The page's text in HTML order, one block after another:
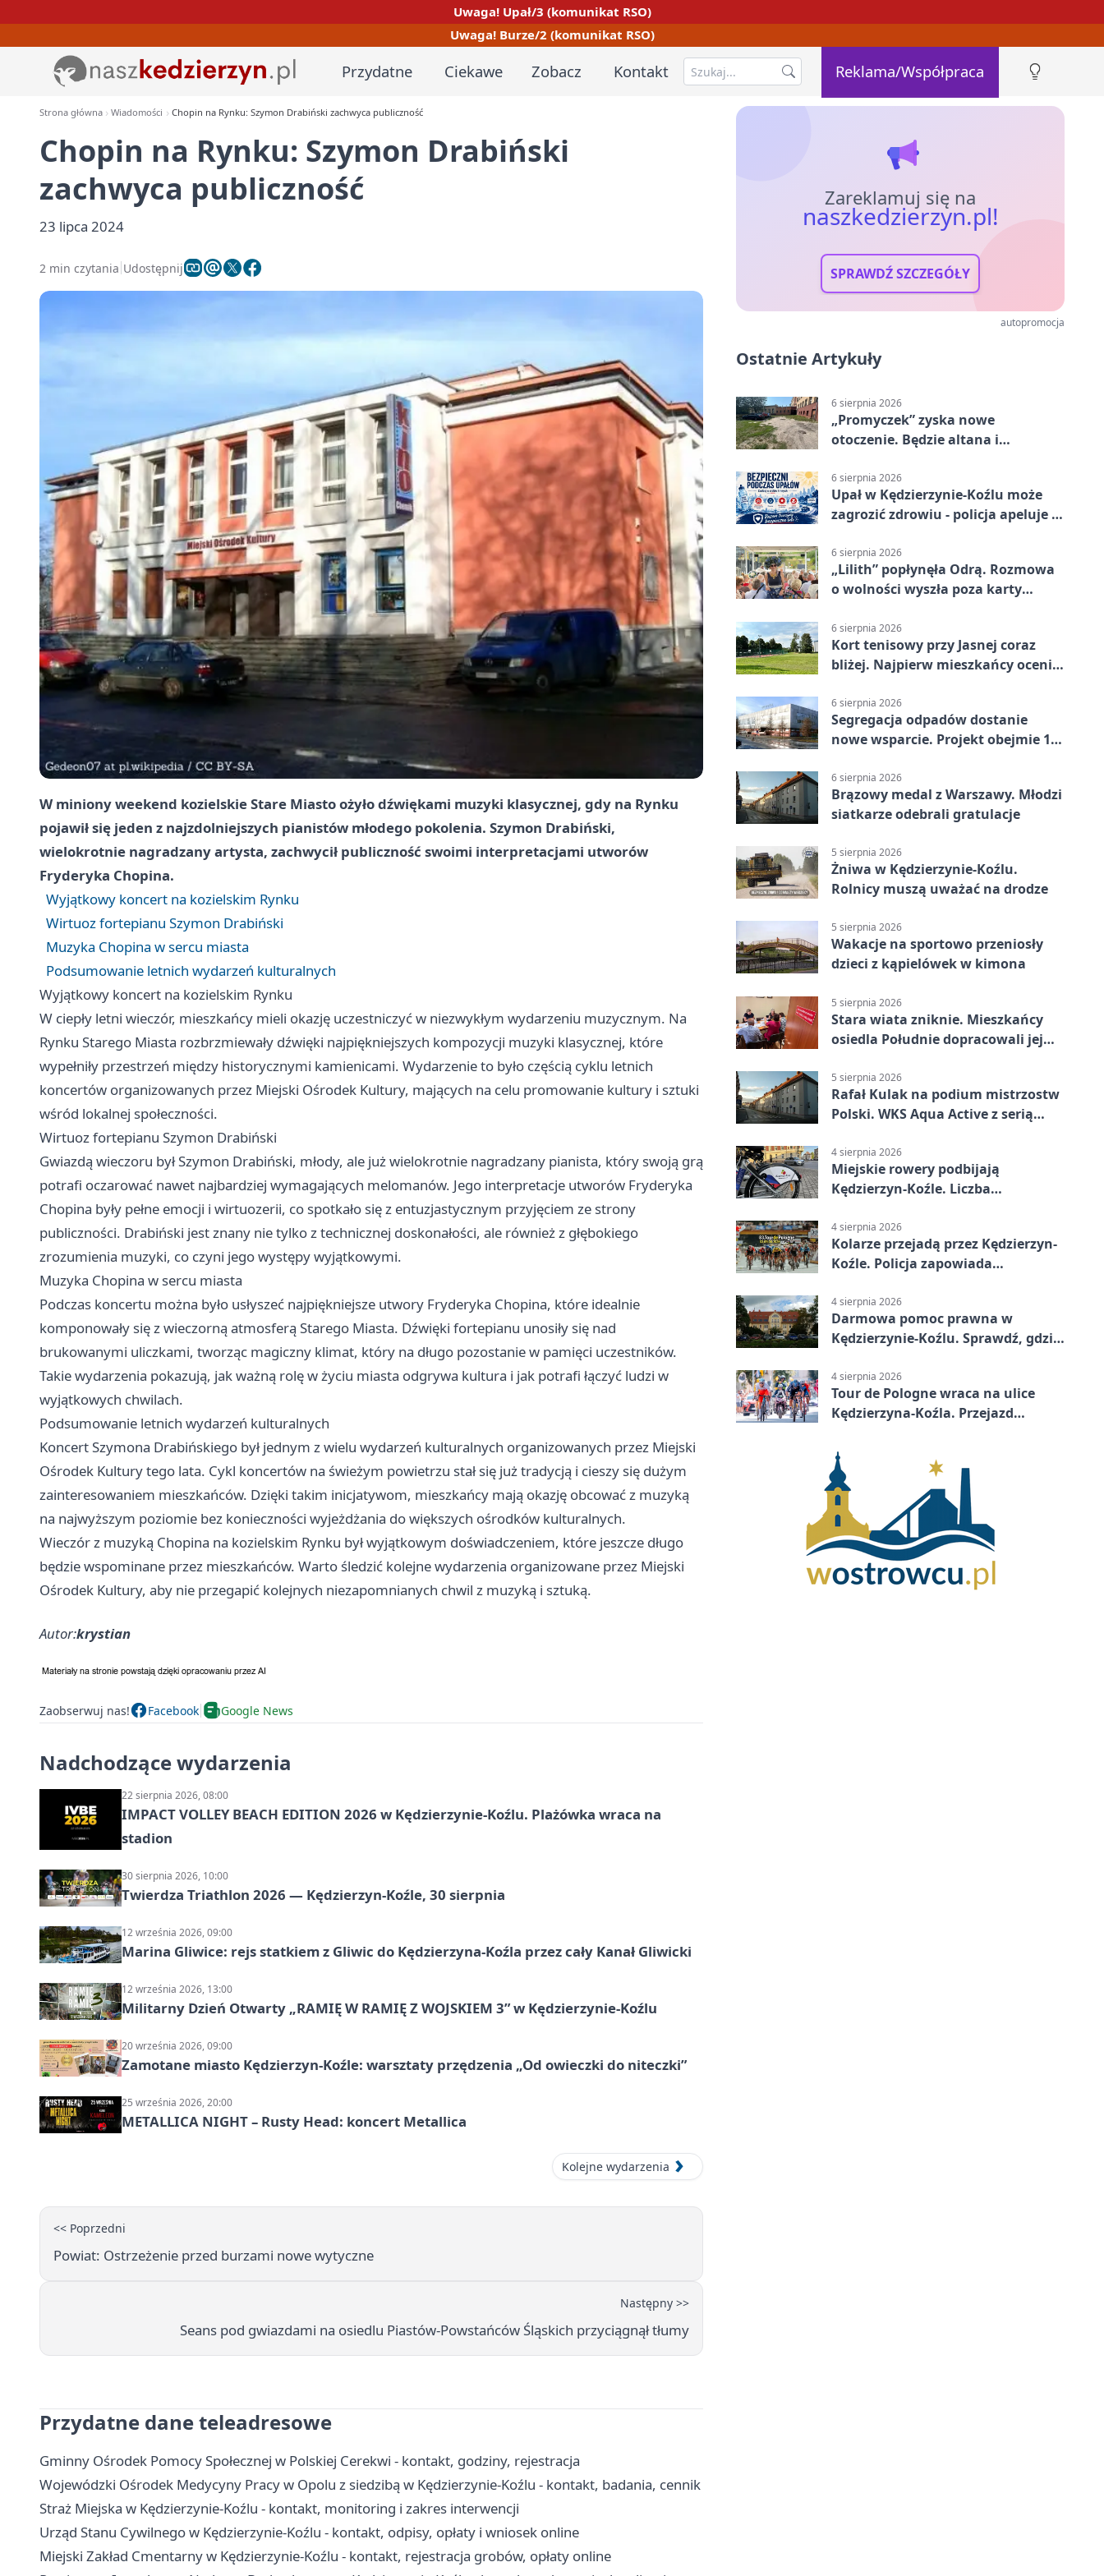
Uwaga! Upał/3 (komunikat RSO)
Uwaga! Burze/2 (komunikat RSO)
Przydatne Ciekawe Zobacz Kontakt Reklama/Współpraca
Strona główna Wiadomości Chopin na Rynku: Szymon Drabiński zachwyca publiczność
Chopin na Rynku: Szymon Drabiński
zachwyca publiczność
23 lipca 2024
2 min czytania Udostępnij
W miniony weekend kozielskie Stare Miasto ożyło dźwiękami muzyki klasycznej, gdy na Rynku
pojawił się jeden z najzdolniejszych pianistów młodego pokolenia. Szymon Drabiński,
wielokrotnie nagradzany artysta, zachwycił publiczność swoimi interpretacjami utworów
Fryderyka Chopina.
Wyjątkowy koncert na kozielskim Rynku
Wirtuoz fortepianu Szymon Drabiński
Muzyka Chopina w sercu miasta
Podsumowanie letnich wydarzeń kulturalnych
Wyjątkowy koncert na kozielskim Rynku
W ciepły letni wieczór, mieszkańcy mieli okazję uczestniczyć w niezwykłym wydarzeniu muzycznym. Na
Rynku Starego Miasta rozbrzmiewały dźwięki najpiękniejszych kompozycji muzyki klasycznej, które
wypełniły przestrzeń między historycznymi kamienicami. Wydarzenie to było częścią cyklu letnich
koncertów organizowanych przez Miejski Ośrodek Kultury, mających na celu promowanie kultury i sztuki
wśród lokalnej społeczności.
Wirtuoz fortepianu Szymon Drabiński
Gwiazdą wieczoru był Szymon Drabiński, młody, ale już wielokrotnie nagradzany pianista, który swoją grą
potrafi oczarować nawet najbardziej wymagających melomanów. Jego interpretacje utworów Fryderyka
Chopina były pełne emocji i wirtuozerii, co spotkało się z entuzjastycznym przyjęciem ze strony
publiczności. Drabiński jest znany nie tylko z technicznej doskonałości, ale również z głębokiego
zrozumienia muzyki, co czyni jego występy wyjątkowymi.
Muzyka Chopina w sercu miasta
Podczas koncertu można było usłyszeć najpiękniejsze utwory Fryderyka Chopina, które idealnie
komponowały się z wieczorną atmosferą Starego Miasta. Dźwięki fortepianu unosiły się nad
brukowanymi uliczkami, tworząc magiczny klimat, który na długo pozostanie w pamięci uczestników.
Takie wydarzenia pokazują, jak ważną rolę w życiu miasta odgrywa kultura i jak potrafi łączyć ludzi w
wyjątkowych chwilach.
Podsumowanie letnich wydarzeń kulturalnych
Koncert Szymona Drabińskiego był jednym z wielu wydarzeń kulturalnych organizowanych przez Miejski
Ośrodek Kultury tego lata. Cykl koncertów na świeżym powietrzu stał się już tradycją i cieszy się dużym
zainteresowaniem mieszkańców. Dzięki takim inicjatywom, mieszkańcy mają okazję obcować z muzyką
na najwyższym poziomie bez konieczności wyjeżdżania do większych ośrodków kulturalnych.
Wieczór z muzyką Chopina na kozielskim Rynku był wyjątkowym doświadczeniem, które jeszcze długo
będzie wspominane przez mieszkańców. Warto śledzić kolejne wydarzenia organizowane przez Miejski
Ośrodek Kultury, aby nie przegapić kolejnych niezapomnianych chwil z muzyką i sztuką.
Autor:krystian
Zaobserwuj nas! Facebook Google News
Nadchodzące wydarzenia
22 sierpnia 2026, 08:00
IMPACT VOLLEY BEACH EDITION 2026 w Kędzierzynie-Koźlu. Plażówka wraca na
stadion
30 sierpnia 2026, 10:00
Twierdza Triathlon 2026 — Kędzierzyn-Koźle, 30 sierpnia
12 września 2026, 09:00
Marina Gliwice: rejs statkiem z Gliwic do Kędzierzyna-Koźla przez cały Kanał Gliwicki
12 września 2026, 13:00
Militarny Dzień Otwarty „RAMIĘ W RAMIĘ Z WOJSKIEM 3” w Kędzierzynie-Koźlu
20 września 2026, 09:00
Zamotane miasto Kędzierzyn-Koźle: warsztaty przędzenia „Od owieczki do niteczki”
25 września 2026, 20:00
METALLICA NIGHT – Rusty Head: koncert Metallica
Kolejne wydarzenia
<< Poprzedni
Powiat: Ostrzeżenie przed burzami nowe wytyczne
Następny >>
Seans pod gwiazdami na osiedlu Piastów-Powstańców Śląskich przyciągnął tłumy
Przydatne dane teleadresowe
Gminny Ośrodek Pomocy Społecznej w Polskiej Cerekwi - kontakt, godziny, rejestracja
Wojewódzki Ośrodek Medycyny Pracy w Opolu z siedzibą w Kędzierzynie-Koźlu - kontakt, badania, cennik
Straż Miejska w Kędzierzynie-Koźlu - kontakt, monitoring i zakres interwencji
Urząd Stanu Cywilnego w Kędzierzynie-Koźlu - kontakt, odpisy, opłaty i wniosek online
Miejski Zakład Cmentarny w Kędzierzynie-Koźlu - kontakt, rejestracja grobów, opłaty online
Zareklamuj się na
naszkedzierzyn.pl!
SPRAWDŹ SZCZEGÓŁY
autopromocja
Ostatnie Artykuły
6 sierpnia 2026
„Promyczek” zyska nowe
otoczenie. Będzie altana i
6 sierpnia 2026
Upał w Kędzierzynie-Koźlu może
zagrozić zdrowiu - policja apeluje o
6 sierpnia 2026
„Lilith” popłynęła Odrą. Rozmowa
o wolności wyszła poza karty
6 sierpnia 2026
Kort tenisowy przy Jasnej coraz
bliżej. Najpierw mieszkańcy ocenią
6 sierpnia 2026
Segregacja odpadów dostanie
nowe wsparcie. Projekt obejmie 15
6 sierpnia 2026
Brązowy medal z Warszawy. Młodzi
siatkarze odebrali gratulacje
5 sierpnia 2026
Żniwa w Kędzierzynie-Koźlu.
Rolnicy muszą uważać na drodze
5 sierpnia 2026
Wakacje na sportowo przeniosły
dzieci z kąpielówek w kimona
5 sierpnia 2026
Stara wiata zniknie. Mieszkańcy
osiedla Południe dopracowali jej
5 sierpnia 2026
Rafał Kulak na podium mistrzostw
Polski. WKS Aqua Active z serią
4 sierpnia 2026
Miejskie rowery podbijają
Kędzierzyn-Koźle. Liczba
4 sierpnia 2026
Kolarze przejadą przez Kędzierzyn-
Koźle. Policja zapowiada
4 sierpnia 2026
Darmowa pomoc prawna w
Kędzierzynie-Koźlu. Sprawdź, gdzie
4 sierpnia 2026
Tour de Pologne wraca na ulice
Kędzierzyna-Koźla. Przejazd